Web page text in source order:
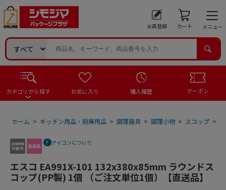
会員登録 カート メニュー
カテゴリから探す お気に入り 購入履歴 クーポン
ホーム > キッチン用品・厨房用品 > 調理器具 > 調理小物 > スコップ >
アイコンについて
エスコ EA991X-101 132x380x85mm ラウンドス
コップ(PP製) 1個 （ご注文単位1個）【直送品】